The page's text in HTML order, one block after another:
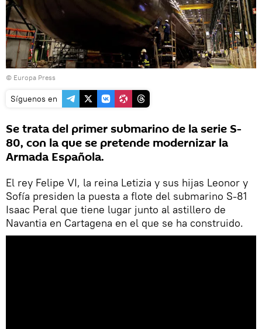
© Europa Press
Síguenos en
Se trata del primer submarino de la serie S-
80, con la que se pretende modernizar la
Armada Española.
El rey Felipe VI, la reina Letizia y sus hijas Leonor y
Sofía presiden la puesta a flote del submarino S-81
Isaac Peral que tiene lugar junto al astillero de
Navantia en Cartagena en el que se ha construido.